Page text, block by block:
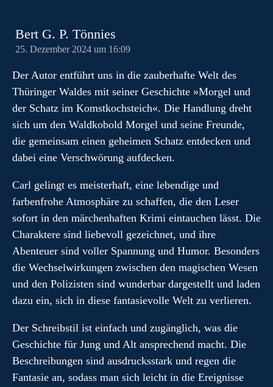
Bert G. P. Tönnies
25. Dezember 2024 um 16:09
Der Autor entführt uns in die zauberhafte Welt des
Thüringer Waldes mit seiner Geschichte »Morgel und
der Schatz im Komstkochsteich«. Die Handlung dreht
sich um den Waldkobold Morgel und seine Freunde,
die gemeinsam einen geheimen Schatz entdecken und
dabei eine Verschwörung aufdecken.
Carl gelingt es meisterhaft, eine lebendige und
farbenfrohe Atmosphäre zu schaffen, die den Leser
sofort in den märchenhaften Krimi eintauchen lässt. Die
Charaktere sind liebevoll gezeichnet, und ihre
Abenteuer sind voller Spannung und Humor. Besonders
die Wechselwirkungen zwischen den magischen Wesen
und den Polizisten sind wunderbar dargestellt und laden
dazu ein, sich in diese fantasievolle Welt zu verlieren.
Der Schreibstil ist einfach und zugänglich, was die
Geschichte für Jung und Alt ansprechend macht. Die
Beschreibungen sind ausdrucksstark und regen die
Fantasie an, sodass man sich leicht in die Ereignisse